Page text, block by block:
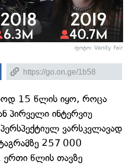
ფოტო: Vanity Fair
15 წლის იყო, როცა
პირველი ინტერვიუ
ვარსკვლავად
257 000
წლის თავზე